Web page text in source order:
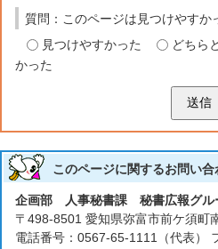
質問：このページは見つけやすか
見つけやすかった
どちら
かった
送信
このページに関するお問い合
企画部 人事秘書課 秘書広報グル
〒498-8501 愛知県弥富市前ケ須町
電話番号：0567-65-1111（代表）